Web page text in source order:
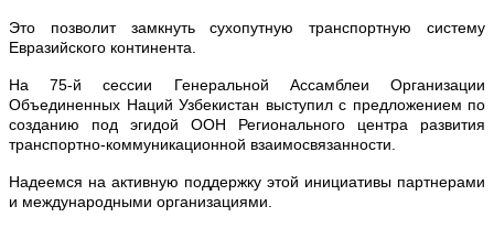
Это позволит замкнуть сухопутную транспортную систему
Евразийского континента.
На 75-й сессии Генеральной Ассамблеи Организации
Объединенных Наций Узбекистан выступил с предложением по
созданию под эгидой ООН Регионального центра развития
транспортно-коммуникационной взаимосвязанности.
Надеемся на активную поддержку этой инициативы партнерами
и международными организациями.